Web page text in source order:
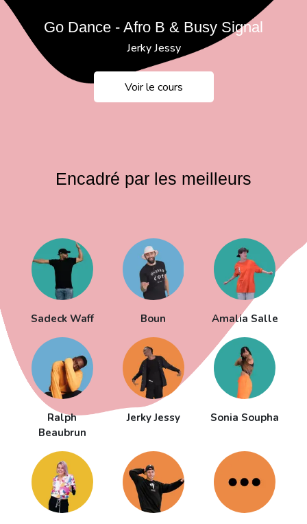
Go Dance - Afro B & Busy Signal
Jerky Jessy
Voir le cours
Encadré par les meilleurs
Sadeck Waff Boun Amalia Salle
Ralph
Beaubrun
Jerky Jessy Sonia Soupha